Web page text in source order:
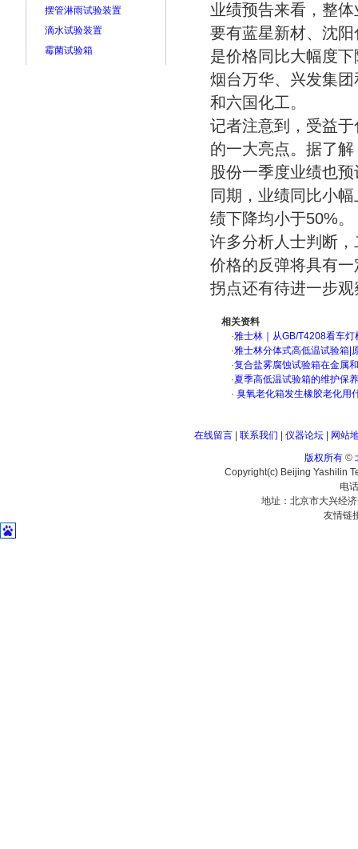
摆管淋雨试验装置
滴水试验装置
霉菌试验箱
业绩预告来看，整
要有蓝星新材、沈
是价格同比大幅度
烟台万华、兴发集
和六国化工。
记者注意到，受益
的一大亮点。据了
股份一季度业绩也
同期，业绩同比小
绩下降均小于50%。
许多分析人士判断
价格的反弹将具有
拐点还有待进一步观
相关资料
·雅士林｜从GB/T4208看车
·雅士林分体式高低温试验箱|
·复合盐雾腐蚀试验箱在金属
·夏季高低温试验箱的维护保
· 臭氧老化箱发生橡胶老化用
在线留言| 联系我们 仪器论坛|
网站
版权所有©
Copyright(c) Beijing Yashilin
电
地址：北京市大兴经
友情链